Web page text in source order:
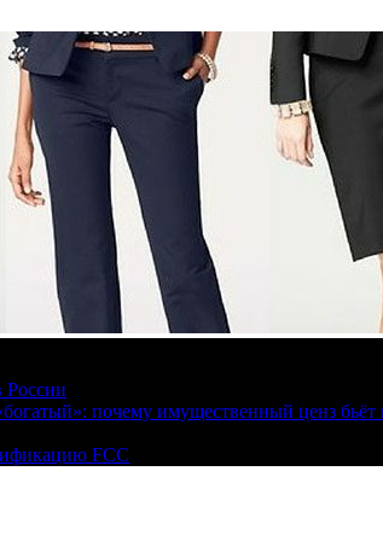
России
почему имущественный ценз
FCC